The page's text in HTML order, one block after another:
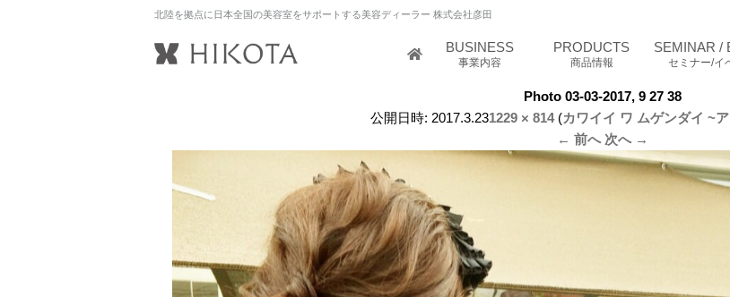
北陸を拠点に日本全国の美容室をサポートする美容ディーラー 株式会社彦田
BUSINESS
事業内容
PRODUCTS
商品情報
SEMINAR /
セミナー/イ
Photo 03-03-2017, 9 27 38
公開日時: 2017.3.231229 × 814(カワイイ ワ ムゲンダイ ~
← 前へ 次へ →